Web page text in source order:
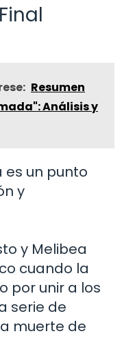
Resumen
Análisis y
es un punto
y
y Melibea
cuando la
por unir a los
serie de
muerte de